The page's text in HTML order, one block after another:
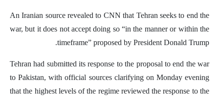
An Iranian source revealed to CNN that Tehran seeks to end the
war, but it does not accept doing so “in the manner or within the
timeframe” proposed by President Donald Trump.
Tehran had submitted its response to the proposal to end the war
to Pakistan, with official sources clarifying on Monday evening
that the highest levels of the regime reviewed the response to the